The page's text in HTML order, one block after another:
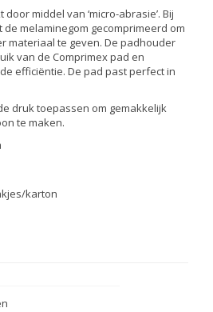
middel van ‘micro-abrasie’. Bij
melaminegom gecomprimeerd om
materiaal te geven. De padhouder
van de Comprimex pad en
efficiëntie. De pad past perfect in
druk toepassen om gemakkelijk
te maken.
karton